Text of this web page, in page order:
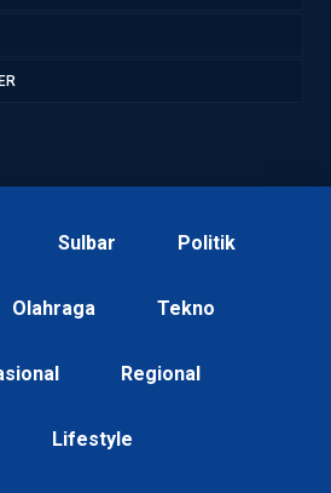
Sulbar Politik
Olahraga Tekno
Regional
Lifestyle